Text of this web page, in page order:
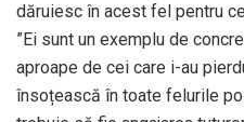
dăruiesc în acest fel pentru
”Ei sunt un exemplu de
aproape de cei care i-au
însoțească în toate felurile